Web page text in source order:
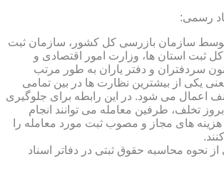
رسمی:
توسط سازمان بازرسی کل کشور، سازمان ثبت
کل ثبت استان ها، وزارت امور اقتصادی و
سردفتران و دفتر یاران به طور مرتب
یکی از بیشترین نظارت ها در بین تمامی
اعمال می شود. در این رابطه برای جلوگیری
تخلف، طرفین معامله می توانند انجام
هزینه های مجاز و مصوب ثبت مورد معامله را
نحوه محاسبه حقوق ثبتی در دفاتر اسناد